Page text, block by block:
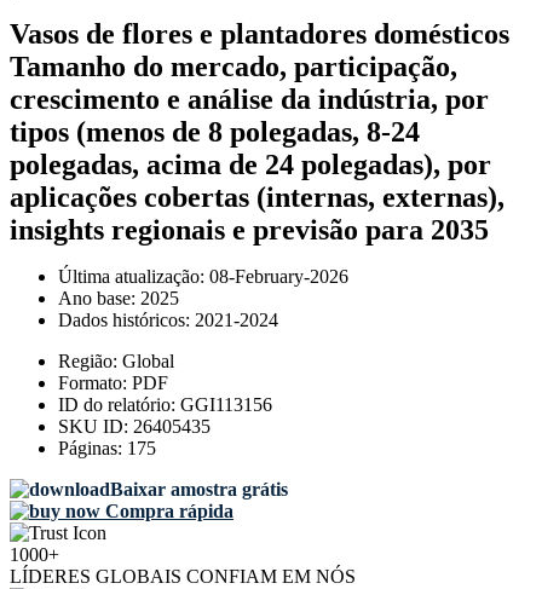
Vasos de flores e plantadores domésticos
Tamanho do mercado, participação,
crescimento e análise da indústria, por
tipos (menos de 8 polegadas, 8-24
polegadas, acima de 24 polegadas), por
aplicações cobertas (internas, externas),
insights regionais e previsão para 2035
Última atualização: 08-February-2026
Ano base: 2025
Dados históricos: 2021-2024
Região: Global
Formato: PDF
ID do relatório: GGI113156
SKU ID: 26405435
Páginas: 175
Baixar amostra grátis
Compra rápida
1000+
LÍDERES GLOBAIS CONFIAM EM NÓS